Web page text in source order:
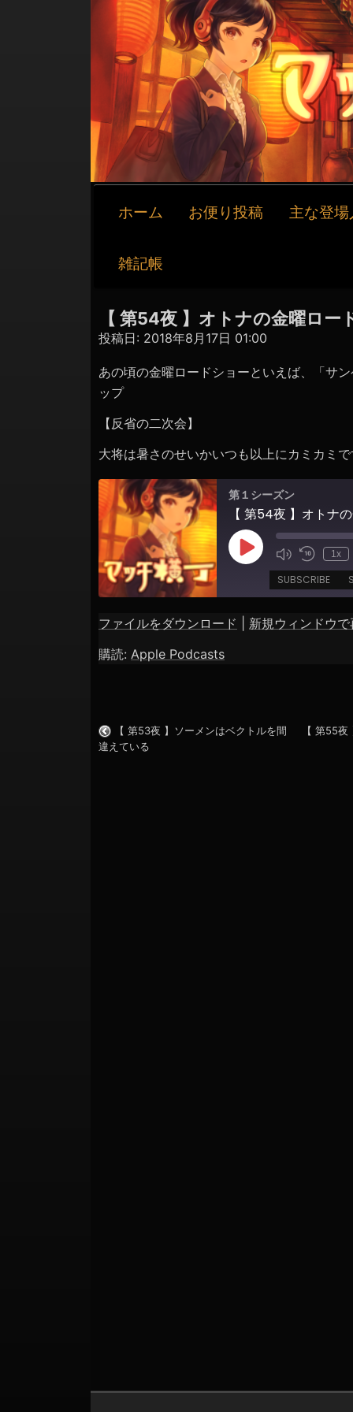
シ
ン
ホーム お便り投稿 主な登
雑記帳
【 第54夜 】オトナの金曜ロー
投稿日: 2018年8月17日 01:00
あの頃の金曜ロードショーといえば、「サ
ップ
【反省の二次会】
大将は暑さのせいかいつも以上にカミカミ
第１シーズン
【 第54夜 】オトナ
Play
Episode
1x
SUBSCRIBE
Apple Podcasts
RSS FEED
SHARE
LINK
ファイルをダウンロード
新規ウィンドウで
購読: Apple Podcasts
【 第53夜 】ソーメンはベクトルを間
違えている
【 第55